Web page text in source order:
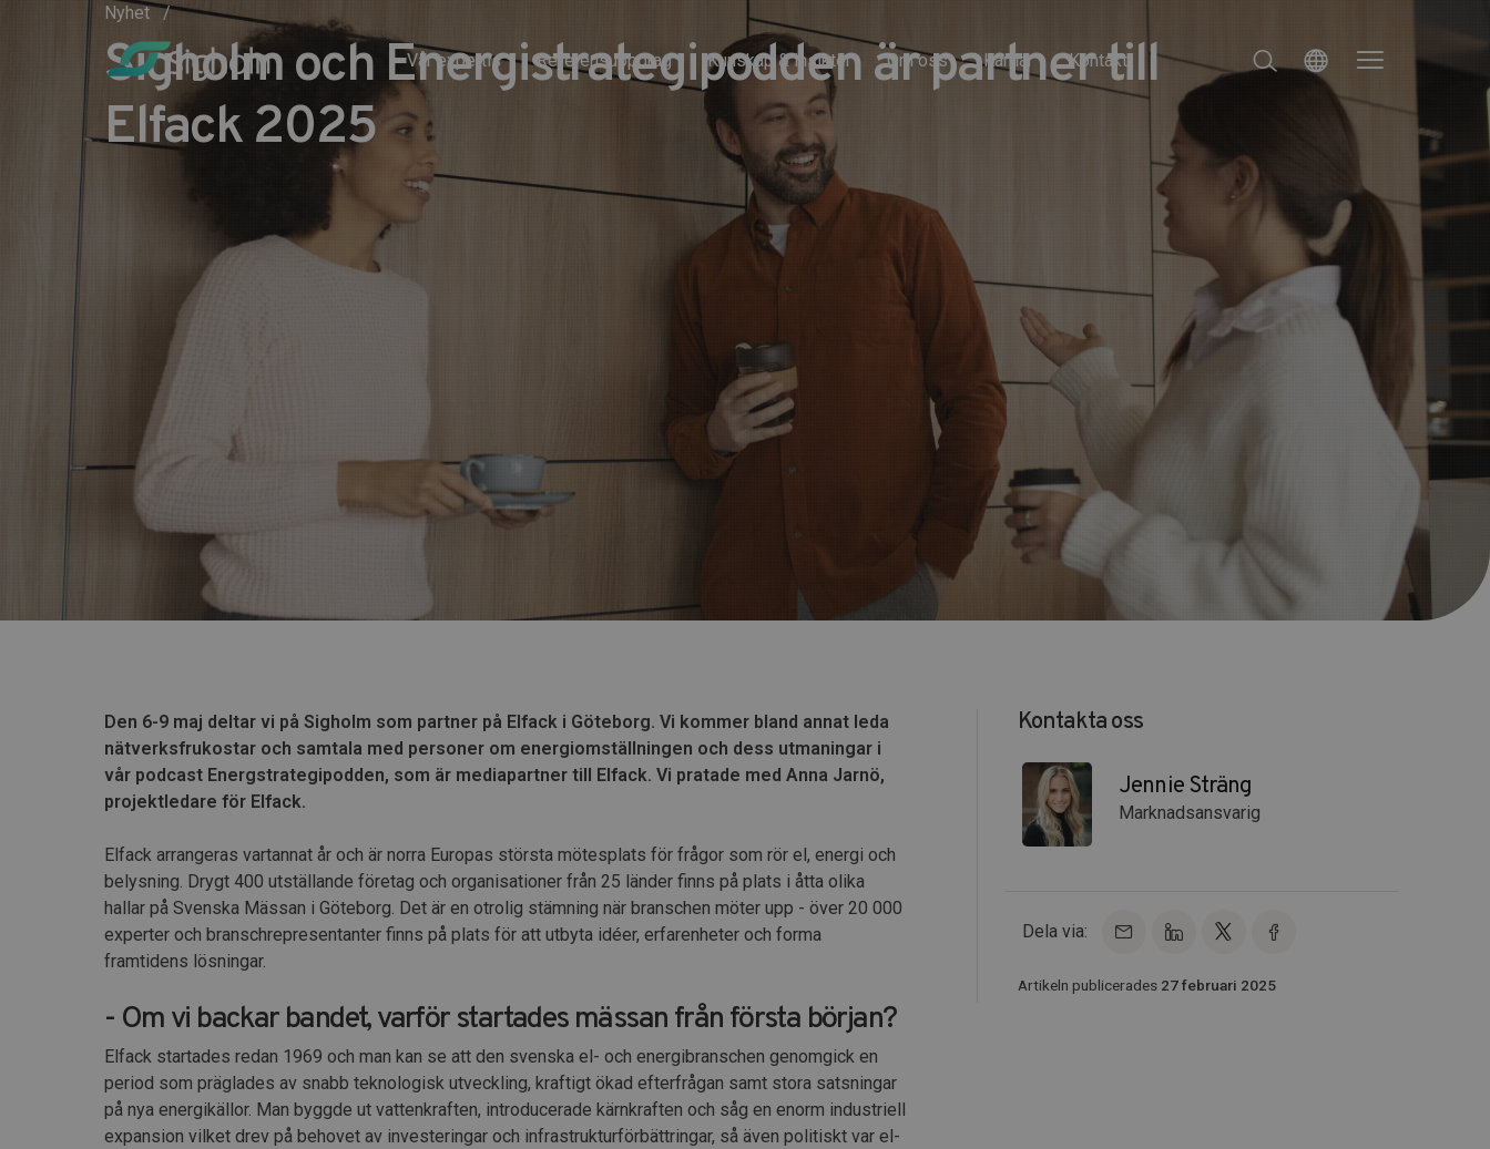
Vår expertis Referensuppdrag Kunskap & insikter Om oss Karriär Kontakt
Nyhet
Sigholm och Energistrategipodden är partner till
Elfack 2025
Den 6-9 maj deltar vi på Sigholm som partner på Elfack i Göteborg. Vi kommer bland annat leda
nätverksfrukostar och samtala med personer om energiomställningen och dess utmaningar i
vår podcast Energstrategipodden, som är mediapartner till Elfack. Vi pratade med Anna Jarnö,
projektledare för Elfack.
Elfack arrangeras vartannat år och är norra Europas största mötesplats för frågor som rör el, energi och
belysning. Drygt 400 utställande företag och organisationer från 25 länder finns på plats i åtta olika
hallar på Svenska Mässan i Göteborg. Det är en otrolig stämning när branschen möter upp - över 20 000
experter och branschrepresentanter finns på plats för att utbyta idéer, erfarenheter och forma
framtidens lösningar.
- Om vi backar bandet, varför startades mässan från första början?
Elfack startades redan 1969 och man kan se att den svenska el- och energibranschen genomgick en
period som präglades av snabb teknologisk utveckling, kraftigt ökad efterfrågan samt stora satsningar
på nya energikällor. Man byggde ut vattenkraften, introducerade kärnkraften och såg en enorm industriell
expansion vilket drev på behovet av investeringar och infrastrukturförbättringar, så även politiskt var el-
Kontakta oss
Jennie Sträng
Marknadsansvarig
Dela via:
Artikeln publicerades 27 februari 2025